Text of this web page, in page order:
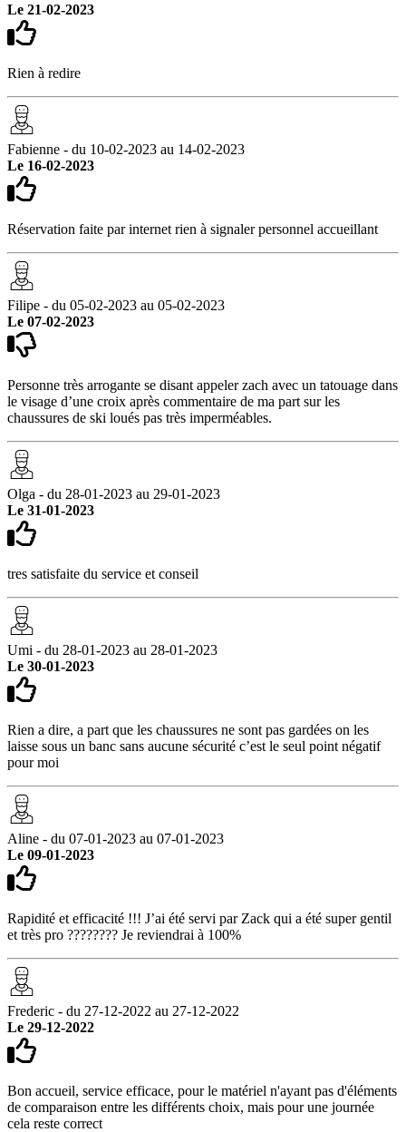
Le 21-02-2023
Rien à redire
Fabienne - du 10-02-2023 au 14-02-2023
Le 16-02-2023
Réservation faite par internet rien à signaler personnel accueillant
Filipe - du 05-02-2023 au 05-02-2023
Le 07-02-2023
Personne très arrogante se disant appeler zach avec un tatouage dans
le visage d’une croix après commentaire de ma part sur les
chaussures de ski loués pas très imperméables.
Olga - du 28-01-2023 au 29-01-2023
Le 31-01-2023
tres satisfaite du service et conseil
Umi - du 28-01-2023 au 28-01-2023
Le 30-01-2023
Rien a dire, a part que les chaussures ne sont pas gardées on les
laisse sous un banc sans aucune sécurité c’est le seul point négatif
pour moi
Aline - du 07-01-2023 au 07-01-2023
Le 09-01-2023
Rapidité et efficacité !!! J’ai été servi par Zack qui a été super gentil
et très pro ???????? Je reviendrai à 100%
Frederic - du 27-12-2022 au 27-12-2022
Le 29-12-2022
Bon accueil, service efficace, pour le matériel n'ayant pas d'éléments
de comparaison entre les différents choix, mais pour une journée
cela reste correct